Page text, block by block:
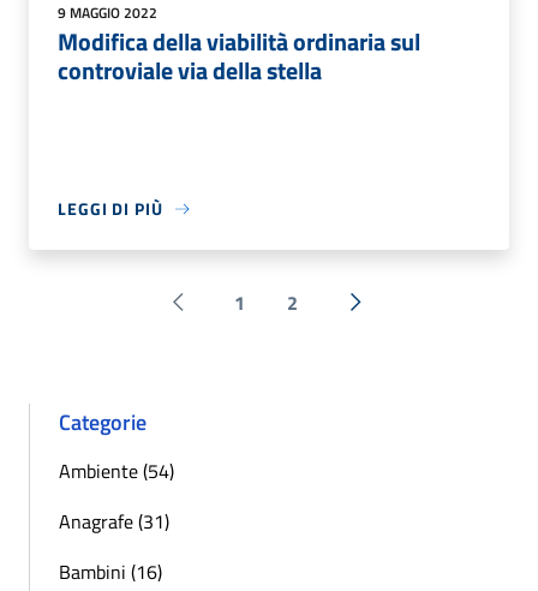
9 MAGGIO 2022
Modifica della viabilità ordinaria sul
controviale via della stella
LEGGI DI PIÙ
Pagina precedente
1 2 Successiva »
Categorie
Ambiente (54)
Anagrafe (31)
Bambini (16)